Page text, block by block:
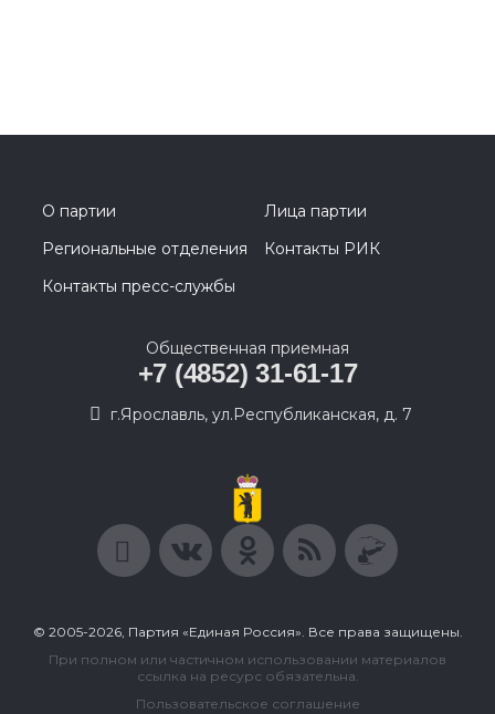
О партии
Лица партии
Региональные отделения
Контакты РИК
Контакты пресс-службы
Общественная приемная
+7 (4852) 31-61-17
г.Ярославль, ул.Республиканская, д. 7
© 2005-2026, Партия «Единая Россия». Все права защищены.
При полном или частичном использовании материалов
ссылка на ресурс обязательна.
Пользовательское соглашение